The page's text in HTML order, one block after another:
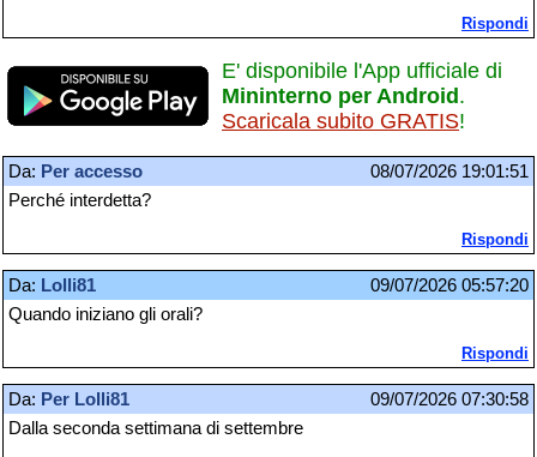
Rispondi
E' disponibile l'App ufficiale di
Mininterno per Android .
Scaricala subito GRATIS!
Da: Per accesso
08/07/2026 19:01:51
Perché interdetta?
Rispondi
Da: Lolli81
09/07/2026 05:57:20
Quando iniziano gli orali?
Rispondi
Da: Per Lolli81
09/07/2026 07:30:58
Dalla seconda settimana di settembre